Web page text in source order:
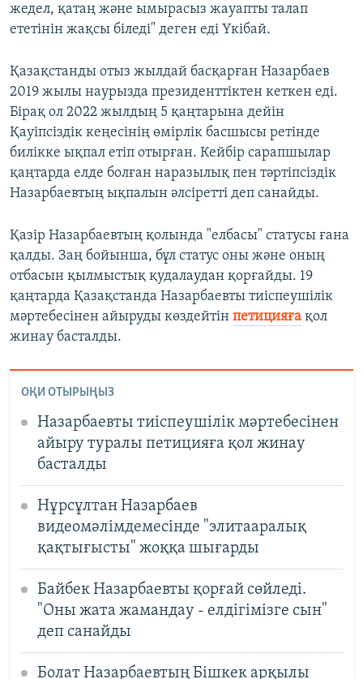
жедел, қатаң және ымырасыз жауапты талап
ететінін жақсы біледі" деген еді Үкібай.
Қазақстанды отыз жылдай басқарған Назарбаев
2019 жылы наурызда президенттіктен кеткен еді.
Бірақ ол 2022 жылдың 5 қаңтарына дейін
Қауіпсіздік кеңесінің өмірлік басшысы ретінде
билікке ықпал етіп отырған. Кейбір сарапшылар
қаңтарда елде болған наразылық пен тәртіпсіздік
Назарбаевтың ықпалын әлсіретті деп санайды.
Қазір Назарбаевтың қолында "елбасы" статусы ғана
қалды. Заң бойынша, бұл статус оны және оның
отбасын қылмыстық қудалаудан қорғайды. 19
қаңтарда Қазақстанда Назарбаевты тиіспеушілік
мәртебесінен айыруды көздейтін петицияға қол
жинау басталды.
ОҚИ ОТЫРЫҢЫЗ
Назарбаевты тиіспеушілік мәртебесінен
айыру туралы петицияға қол жинау
басталды
Нұрсұлтан Назарбаев
видеомәлімдемесінде "элитааралық
қақтығысты" жоққа шығарды
Байбек Назарбаевты қорғай сөйледі.
"Оны жата жамандау - елдігімізге сын"
деп санайды
Болат Назарбаевтың Бішкек арқылы